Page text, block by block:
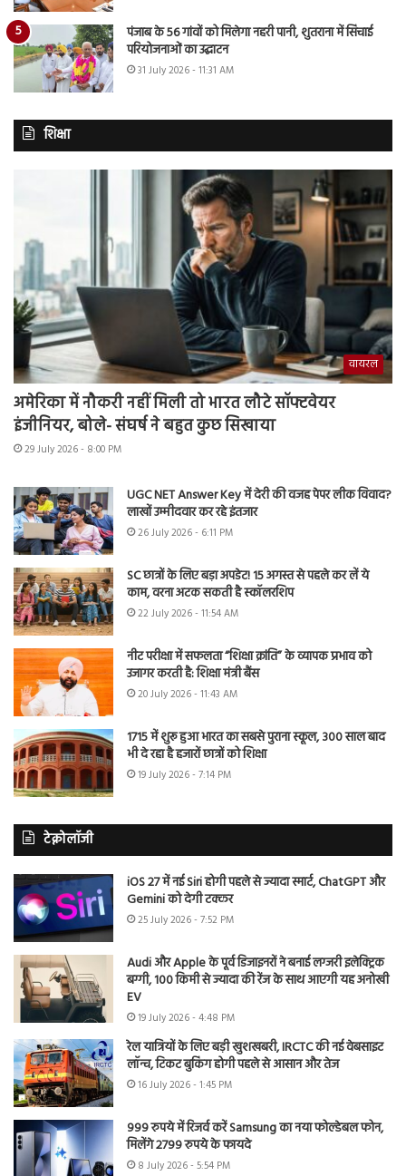
पंजाब के 56 गांवों को मिलेगा नहरी पानी, शुतराना में सिंचाई
परियोजनाओं का उद्घाटन
31 July 2026 - 11:31 AM
शिक्षा
वायरल
अमेरिका में नौकरी नहीं मिली तो भारत लौटे सॉफ्टवेयर
इंजीनियर, बोले- संघर्ष ने बहुत कुछ सिखाया
29 July 2026 - 8:00 PM
UGC NET Answer Key में देरी की वजह पेपर लीक विवाद?
लाखों उम्मीदवार कर रहे इंतजार
26 July 2026 - 6:11 PM
SC छात्रों के लिए बड़ा अपडेट! 15 अगस्त से पहले कर लें ये
काम, वरना अटक सकती है स्कॉलरशिप
22 July 2026 - 11:54 AM
नीट परीक्षा में सफलता “शिक्षा क्रांति” के व्यापक प्रभाव को
उजागर करती है: शिक्षा मंत्री बैंस
20 July 2026 - 11:43 AM
1715 में शुरू हुआ भारत का सबसे पुराना स्कूल, 300 साल बाद
भी दे रहा है हजारों छात्रों को शिक्षा
19 July 2026 - 7:14 PM
टेक्नोलॉजी
iOS 27 में नई Siri होगी पहले से ज्यादा स्मार्ट, ChatGPT और
Gemini को देगी टक्कर
25 July 2026 - 7:52 PM
Audi और Apple के पूर्व डिजाइनरों ने बनाई लग्जरी इलेक्ट्रिक
बग्गी, 100 किमी से ज्यादा की रेंज के साथ आएगी यह अनोखी
EV
19 July 2026 - 4:48 PM
रेल यात्रियों के लिए बड़ी खुशखबरी, IRCTC की नई वेबसाइट
लॉन्च, टिकट बुकिंग होगी पहले से आसान और तेज
16 July 2026 - 1:45 PM
999 रुपये में रिजर्व करें Samsung का नया फोल्डेबल फोन,
मिलेंगे 2799 रुपये के फायदे
8 July 2026 - 5:54 PM